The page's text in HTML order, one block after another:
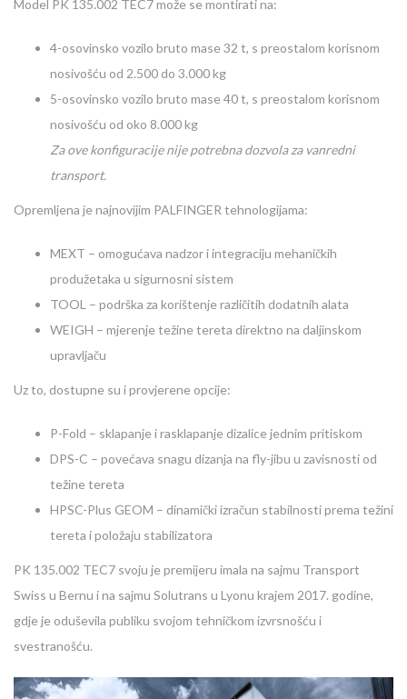
Model PK 135.002 TEC7 može se montirati na:
4-osovinsko vozilo bruto mase 32 t, s preostalom korisnom
nosivošću od 2.500 do 3.000 kg
5-osovinsko vozilo bruto mase 40 t, s preostalom korisnom
nosivošću od oko 8.000 kg
Za ove konfiguracije nije potrebna dozvola za vanredni
transport.
Opremljena je najnovijim PALFINGER tehnologijama:
MEXT – omogućava nadzor i integraciju mehaničkih
produžetaka u sigurnosni sistem
TOOL – podrška za korištenje različitih dodatnih alata
WEIGH – mjerenje težine tereta direktno na daljinskom
upravljaču
Uz to, dostupne su i provjerene opcije:
P-Fold – sklapanje i rasklapanje dizalice jednim pritiskom
DPS-C – povećava snagu dizanja na fly-jibu u zavisnosti od
težine tereta
HPSC-Plus GEOM – dinamički izračun stabilnosti prema težini
tereta i položaju stabilizatora
PK 135.002 TEC7 svoju je premijeru imala na sajmu Transport
Swiss u Bernu i na sajmu Solutrans u Lyonu krajem 2017. godine,
gdje je oduševila publiku svojom tehničkom izvrsnošću i
svestranošću.